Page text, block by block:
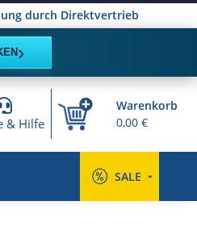
durch Direktvertrieb
›
& Hilfe
Warenkorb
0,00 €
SALE